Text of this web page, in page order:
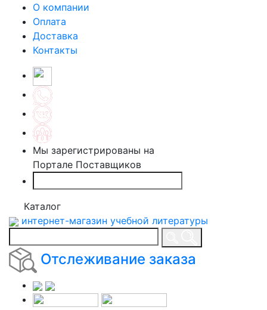
О компании
Оплата
Доставка
Контакты
Мы зарегистрированы на
Портале Поставщиков
Каталог
интернет-магазин учебной литературы
Отслеживание заказа